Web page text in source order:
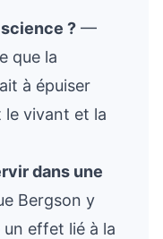
? —
que la
à épuiser
vivant et la
dans une
Bergson y
effet lié à la